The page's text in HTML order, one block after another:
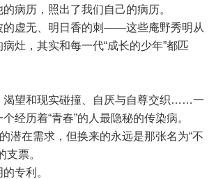
病历，照出了我们自己的病历。
的虚无、明日香的刺——这些庵野秀明从
灶，其实和每一代“成长的少年”都匹
渴望和现实碰撞、自厌与自尊交织……一
经历着“青春”的人最隐秘的传染病。
潜在需求，但换来的永远是那张名为“不
支票。
专利。